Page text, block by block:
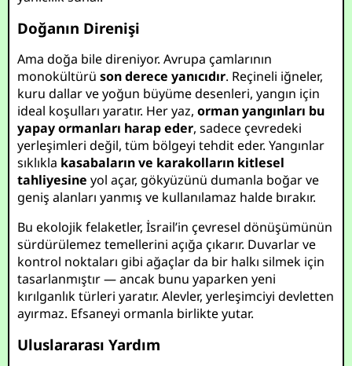
Doğanın Direnişi
Ama doğa bile direniyor. Avrupa çamlarının
monokültürüson derece yanıcıdır. Reçineli iğneler,
kuru dallar ve yoğun büyüme desenleri, yangın için
ideal koşulları yaratır. Her yaz,orman yangınları bu
yapay ormanları harap eder, sadece çevredeki
yerleşimleri değil, tüm bölgeyi tehdit eder. Yangınlar
sıklıkla kasabaların ve karakolların kitlesel
tahliyesine yol açar, gökyüzünü dumanla boğar ve
geniş alanları yanmış ve kullanılamaz halde bırakır.
Bu ekolojik felaketler, İsrail’in çevresel dönüşümünün
sürdürülemez temellerini açığa çıkarır. Duvarlar ve
kontrol noktaları gibi ağaçlar da bir halkı silmek için
tasarlanmıştır — ancak bunu yaparken yeni
kırılganlık türleri yaratır. Alevler, yerleşimciyi devletten
ayırmaz. Efsaneyi ormanla birlikte yutar.
Uluslararası Yardım